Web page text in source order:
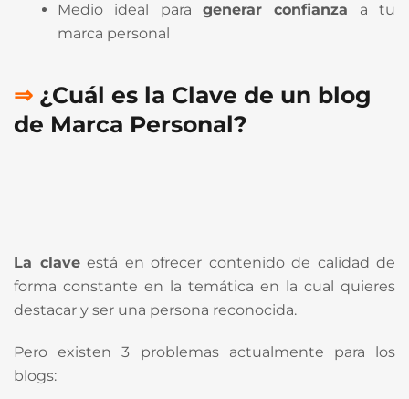
Medio ideal para generar confianza a tu
marca personal
⇒ ¿Cuál es la Clave de un blog
de Marca Personal?
La claveestá en ofrecer contenido de calidad de
forma constante en la temática en la cual quieres
destacar y ser una persona reconocida.
Pero existen 3 problemas actualmente para los
blogs: